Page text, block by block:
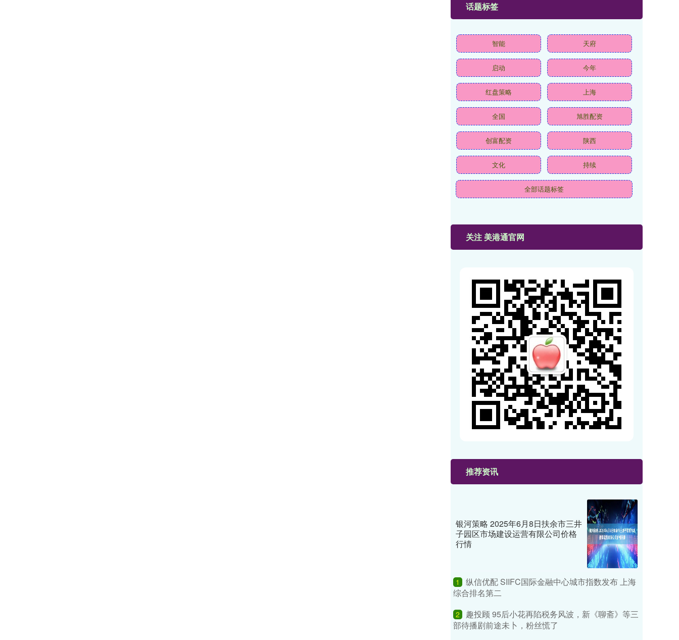
话题标签
智能 天府
启动 今年
红盘策略 上海
全国 旭胜配资
创富配资 陕西
文化 持续
全部话题标签
关注 美港通官网
推荐资讯
银河策略 2025年6月8日扶余市三井
子园区市场建设运营有限公司价格
行情
1
纵信优配 SIIFC国际金融中心城市指数发布 上海
综合排名第二
2
趣投顾 95后小花再陷税务风波，新《聊斋》等三
部待播剧前途未卜，粉丝慌了